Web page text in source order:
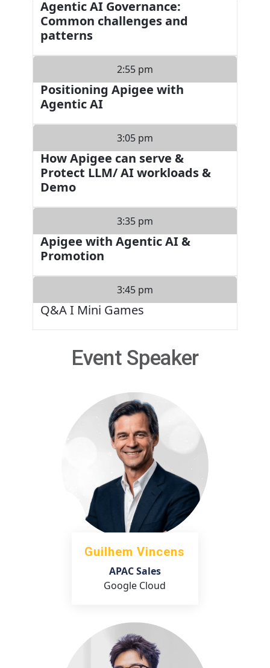
Agentic AI Governance:
Common challenges and
patterns
2:55 pm
Positioning Apigee with
Agentic AI
3:05 pm
How Apigee can serve &
Protect LLM/ AI workloads &
Demo
3:35 pm
Apigee with Agentic AI &
Promotion
3:45 pm
Q&A I Mini Games
Event Speaker
Guilhem Vincens
APAC Sales
Google Cloud